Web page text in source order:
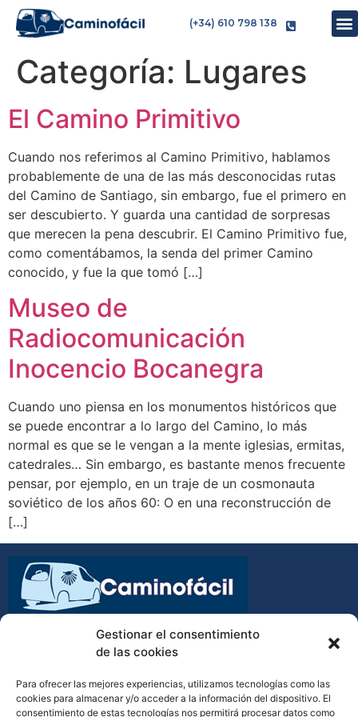
Gestionar el consentimiento
de las cookies
Para ofrecer las mejores experiencias, utilizamos tecnologías como las
cookies para almacenar y/o acceder a la información del dispositivo. El
consentimiento de estas tecnologías nos permitirá procesar datos como
(+34) 610 798 138
Categoría: Lugares
El Camino Primitivo
Cuando nos referimos al Camino Primitivo, hablamos
probablemente de una de las más desconocidas rutas
del Camino de Santiago, sin embargo, fue el primero en
ser descubierto. Y guarda una cantidad de sorpresas
que merecen la pena descubrir. El Camino Primitivo fue,
como comentábamos, la senda del primer Camino
conocido, y fue la que tomó […]
Museo de
Radiocomunicación
Inocencio Bocanegra
Cuando uno piensa en los monumentos históricos que
se puede encontrar a lo largo del Camino, lo más
normal es que se le vengan a la mente iglesias, ermitas,
catedrales… Sin embargo, es bastante menos frecuente
pensar, por ejemplo, en un traje de un cosmonauta
soviético de los años 60: O en una reconstrucción de
[…]
Transporte de equipajes y mochilas en el Camino de